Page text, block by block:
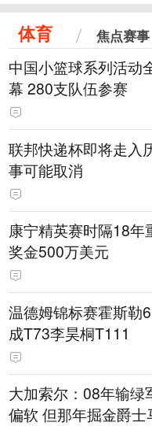
体育 焦点赛事
中国小篮球系列活动
幕 280支队伍参赛
联邦快递杯即将走入
事可能取消
康宁精英赛时隔18年
奖金500万美元
温德姆锦标赛霍斯勒
成T73李昊桐T111
大加索尔：08年输绿
偏软 但那年掘金爵士